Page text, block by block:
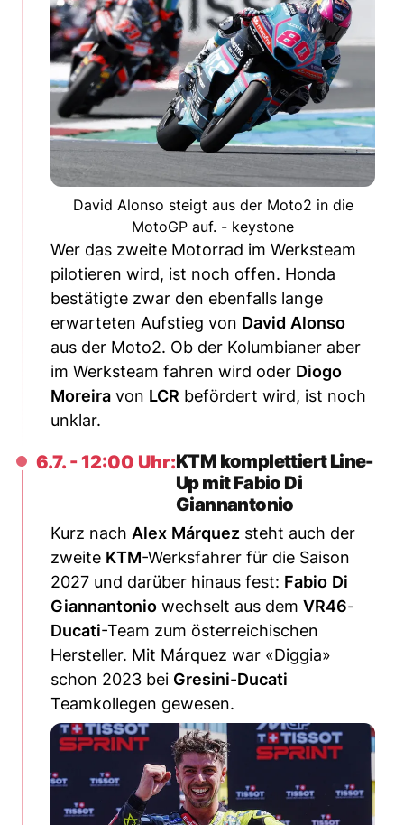
David Alonso steigt aus der Moto2 in die
MotoGP auf. - keystone
Wer das zweite Motorrad im Werksteam
pilotieren wird, ist noch offen. Honda
bestätigte zwar den ebenfalls lange
erwarteten Aufstieg von David Alonso
aus der Moto2. Ob der Kolumbianer aber
im Werksteam fahren wird oder Diogo
Moreira von LCR befördert wird, ist noch
unklar.
6.7. - 12:00 Uhr:KTM komplettiert Line-
Up mit Fabio Di
Giannantonio
Kurz nach Alex Márquez steht auch der
zweite KTM-Werksfahrer für die Saison
2027 und darüber hinaus fest: Fabio Di
Giannantonio wechselt aus dem VR46-
Ducati-Team zum österreichischen
Hersteller. Mit Márquez war «Diggia»
schon 2023 bei Gresini-Ducati
Teamkollegen gewesen.